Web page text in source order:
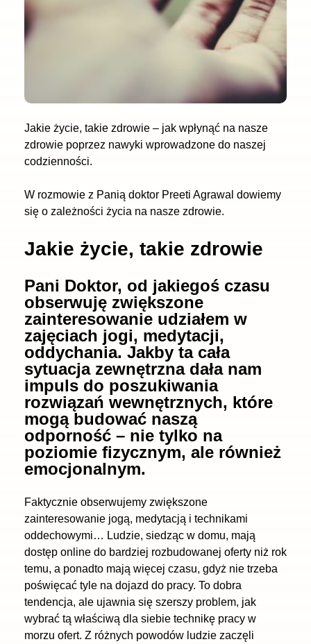
Jakie życie, takie zdrowie – jak wpłynąć na nasze
zdrowie poprzez nawyki wprowadzone do naszej
codzienności.
W rozmowie z Panią doktor Preeti Agrawal dowiemy
się o zależności życia na nasze zdrowie.
Jakie życie, takie zdrowie
Pani Doktor, od jakiegoś czasu
obserwuję zwiększone
zainteresowanie udziałem w
zajęciach jogi, medytacji,
oddychania. Jakby ta cała
sytuacja zewnętrzna dała nam
impuls do poszukiwania
rozwiązań wewnętrznych, które
mogą budować naszą
odporność – nie tylko na
poziomie fizycznym, ale również
emocjonalnym.
Faktycznie obserwujemy zwiększone
zainteresowanie jogą, medytacją i technikami
oddechowymi… Ludzie, siedząc w domu, mają
dostęp online do bardziej rozbudowanej oferty niż rok
temu, a ponadto mają więcej czasu, gdyż nie trzeba
poświęcać tyle na dojazd do pracy. To dobra
tendencja, ale ujawnia się szerszy problem, jak
wybrać tą właściwą dla siebie technikę pracy w
morzu ofert. Z różnych powodów ludzie zaczęli